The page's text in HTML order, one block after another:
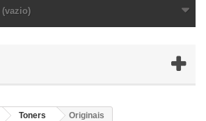
(vazio)
Toners Originais